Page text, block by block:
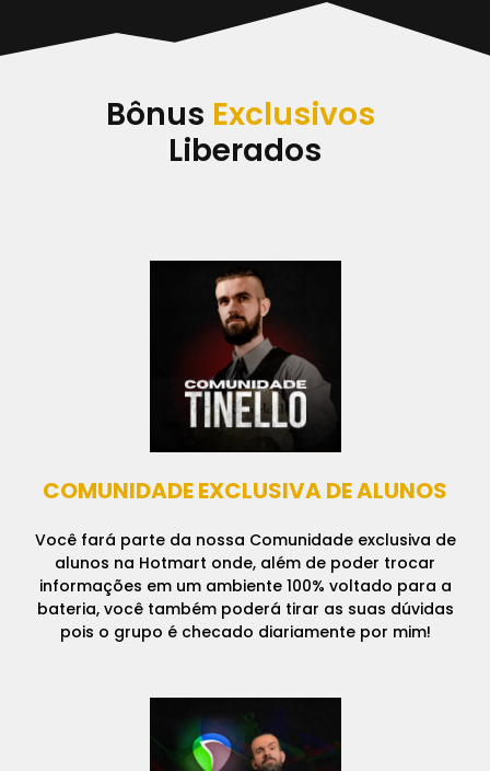
Bônus​ Exclusivos ​
Liberados
COMUNIDADE EXCLUSIVA DE ALUNOS
Você fará parte da nossa Comunidade exclusiva de
alunos na Hotmart onde, além de poder trocar
informações em um ambiente 100% voltado para a
bateria, você também poderá tirar as suas dúvidas
pois o grupo é checado diariamente por mim!